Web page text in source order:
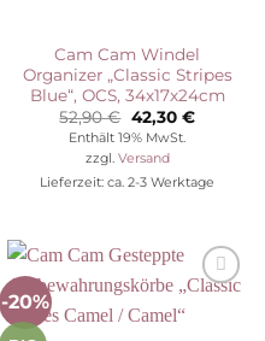
Cam Cam Windel
Organizer „Classic Stripes
Blue“, OCS, 34x17x24cm
52,90€ Ursprünglicher
Preis
war:
52,90 €
42,30 €
Enthält 19% MwSt.
zzgl. Versand
Lieferzeit: ca. 2-3 Werktage
-20%
Wunschliste